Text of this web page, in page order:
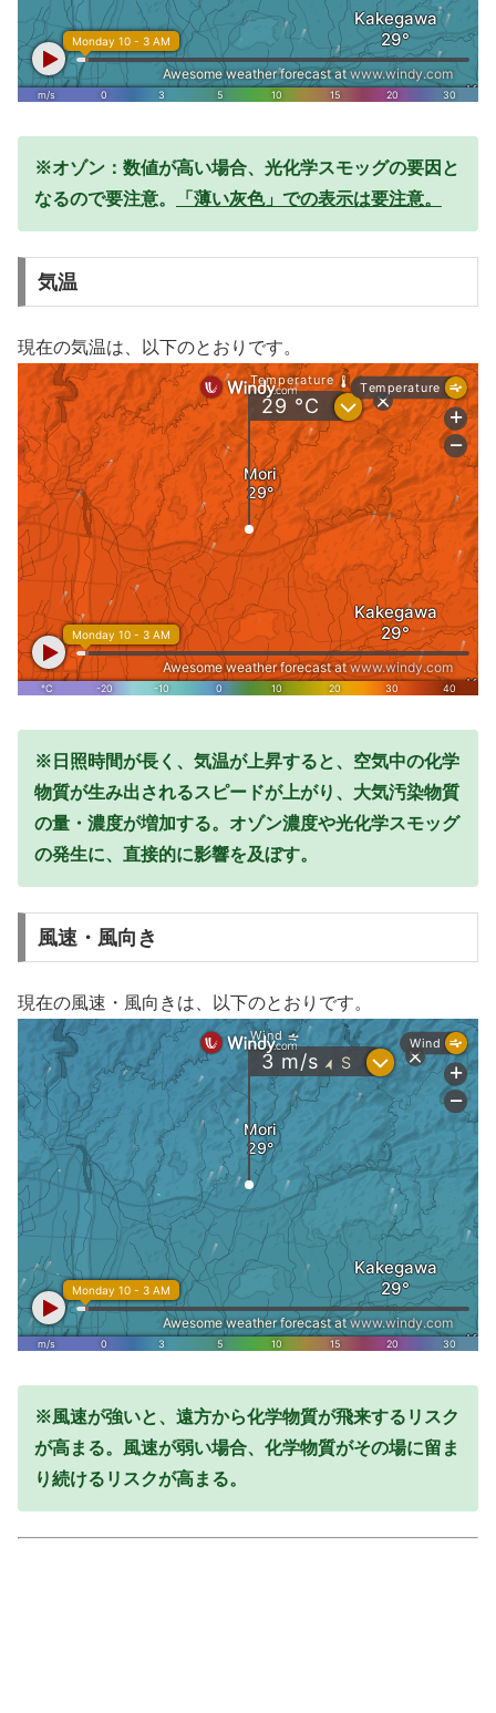
※オゾン：数値が高い場合、光化学スモッグの要因と
なるので要注意。
「薄い灰色」での表示は要注意。
気温
現在の気温は、以下のとおりです。
※日照時間が長く、気温が上昇すると、空気中の化学
物質が生み出されるスピードが上がり、大気汚染物質
の量・濃度が増加する。オゾン濃度や光化学スモッグ
の発生に、直接的に影響を及ぼす。
風速・風向き
現在の風速・風向きは、以下のとおりです。
※風速が強いと、遠方から化学物質が飛来するリスク
が高まる。風速が弱い場合、化学物質がその場に留ま
り続けるリスクが高まる。